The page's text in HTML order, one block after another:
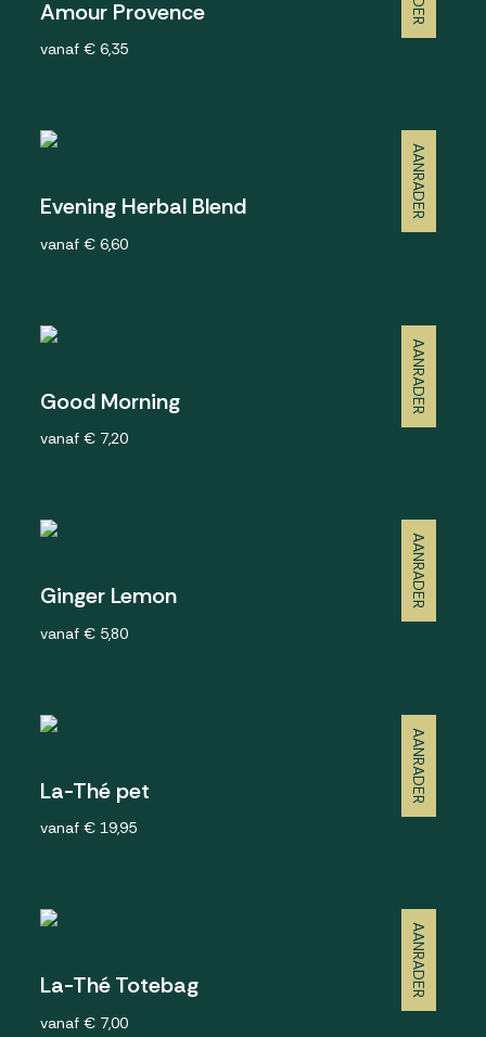
Amour Provence
vanaf € 6,35
AANRADER
Evening Herbal Blend
vanaf € 6,60
AANRADER
Good Morning
vanaf € 7,20
AANRADER
Ginger Lemon
vanaf € 5,80
AANRADER
La-Thé pet
vanaf € 19,95
AANRADER
La-Thé Totebag
vanaf € 7,00